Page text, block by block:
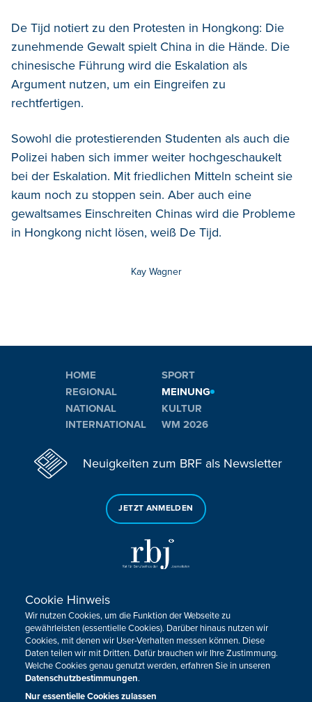
De Tijd notiert zu den Protesten in Hongkong: Die
zunehmende Gewalt spielt China in die Hände. Die
chinesische Führung wird die Eskalation als
Argument nutzen, um ein Eingreifen zu
rechtfertigen.
Sowohl die protestierenden Studenten als auch die
Polizei haben sich immer weiter hochgeschaukelt
bei der Eskalation. Mit friedlichen Mitteln scheint sie
kaum noch zu stoppen sein. Aber auch eine
gewaltsames Einschreiten Chinas wird die Probleme
in Hongkong nicht lösen, weiß De Tijd.
Kay Wagner
HOME
REGIONAL
NATIONAL
INTERNATIONAL
SPORT
MEINUNG
KULTUR
WM 2026
Neuigkeiten zum BRF als Newsletter
JETZT ANMELDEN
Sie haben noch Fragen oder Anmerkungen?
KONTAKTIEREN SIE UNS!
Impressum Datenschutz Kontakt
Barrierefreiheit
Cookie-Zustimmung anpassen
Design, Konzept & Programmierung:
Cookie Hinweis
Wir nutzen Cookies, um die Funktion der Webseite zu
gewährleisten (essentielle Cookies). Darüber hinaus nutzen wir
Cookies, mit denen wir User-Verhalten messen können. Diese
Daten teilen wir mit Dritten. Dafür brauchen wir Ihre Zustimmung.
Welche Cookies genau genutzt werden, erfahren Sie in unseren
Datenschutzbestimmungen.
Nur essentielle Cookies zulassen